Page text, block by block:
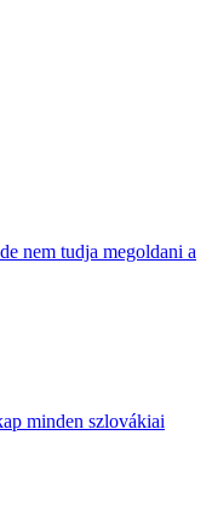
nem tudja megoldani a
minden szlovákiai